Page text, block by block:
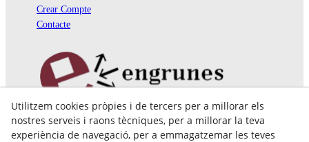
Crear Compte
Contacte
Pol. Ind. Coll de Montcada
Cr. Roca Plana, 14-16
08110 Montcada i Reixac (Barcelona)
Utilitzem cookies pròpies i de tercers per a millorar els
nostres serveis i raons tècniques, per a millorar la teva
experiència de navegació, per a emmagatzemar les teves